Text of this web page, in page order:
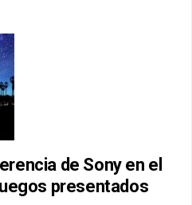
de Sony en el
presentados